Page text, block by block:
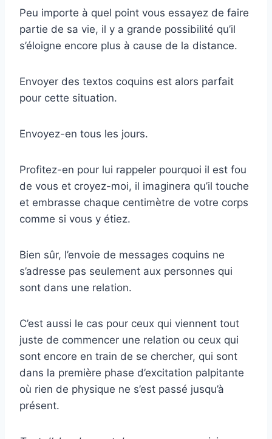
Peu importe à quel point vous essayez de faire
partie de sa vie, il y a grande possibilité qu’il
s’éloigne encore plus à cause de la distance.
Envoyer des textos coquins est alors parfait
pour cette situation.
Envoyez-en tous les jours.
Profitez-en pour lui rappeler pourquoi il est fou
de vous et croyez-moi, il imaginera qu’il touche
et embrasse chaque centimètre de votre corps
comme si vous y étiez.
Bien sûr, l’envoie de messages coquins ne
s’adresse pas seulement aux personnes qui
sont dans une relation.
C’est aussi le cas pour ceux qui viennent tout
juste de commencer une relation ou ceux qui
sont encore en train de se chercher, qui sont
dans la première phase d’excitation palpitante
où rien de physique ne s’est passé jusqu’à
présent.